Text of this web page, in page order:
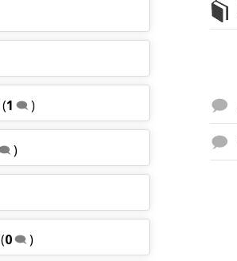
(1 )
)
(0 )